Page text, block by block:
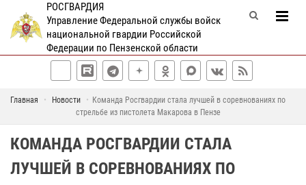
РОСГВАРДИЯ
Управление Федеральной службы войск
национальной гвардии Российской
Федерации по Пензенской области
Главная Новости
Команда Росгвардии стала лучшей в соревнованиях по
стрельбе из пистолета Макарова в Пензе
КОМАНДА РОСГВАРДИИ СТАЛА
ЛУЧШЕЙ В СОРЕВНОВАНИЯХ ПО